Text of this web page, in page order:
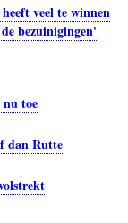
veel te winnen
bezuinigingen'
toe
dan Rutte